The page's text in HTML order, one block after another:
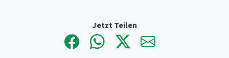
Jetzt Teilen